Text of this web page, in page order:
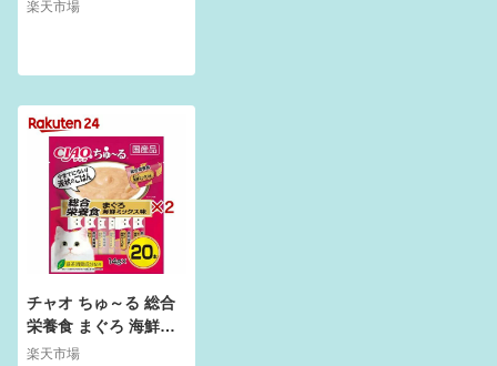
楽天市場
チャオ ちゅ～る 総合
栄養食 まぐろ 海鮮ミ
ックス味(20本入×2セ
楽天市場